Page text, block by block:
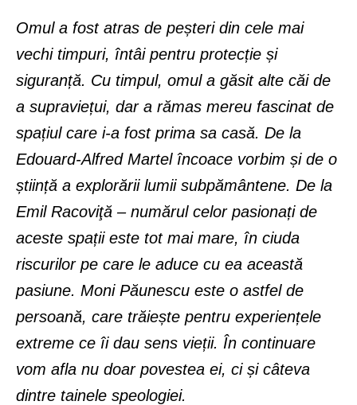
Omul a fost atras de peșteri din cele mai
vechi timpuri, întâi pentru protecție și
siguranță. Cu timpul, omul a găsit alte căi de
a supraviețui, dar a rămas mereu fascinat de
spațiul care i-a fost prima sa casă. De la
Edouard-Alfred Martel încoace vorbim și de o
știință a explorării lumii subpământene. De la
Emil Racoviţă – numărul celor pasionați de
aceste spații este tot mai mare, în ciuda
riscurilor pe care le aduce cu ea această
pasiune. Moni Păunescu este o astfel de
persoană, care trăiește pentru experiențele
extreme ce îi dau sens vieții. În continuare
vom afla nu doar povestea ei, ci și câteva
dintre tainele speologiei.